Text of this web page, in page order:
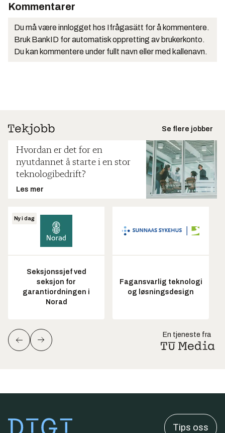
Kommentarer
Du må være innlogget hos Ifrågasätt for å kommentere.
Bruk BankID for automatisk oppretting av brukerkonto.
Du kan kommentere under fullt navn eller med kallenavn.
Se flere jobber
Hvordan er det for en
nyutdannet å starte i en stor
teknologibedrift?
Les mer
Ny i dag
Seksjonssjef ved
seksjon for
garantiordningen i
Norad
Fagansvarlig teknologi
og løsningsdesign
En tjeneste fra
Tips oss